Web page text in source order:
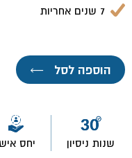
7 שנים אחריות
הוספה לסל ←
שנות ניסיון יחס